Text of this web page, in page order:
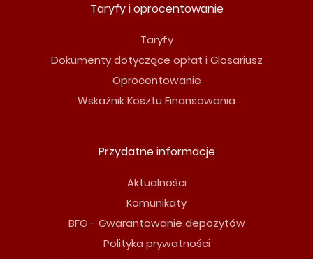
Taryfy i oprocentowanie
Taryfy
Dokumenty dotyczące opłat i Glosariusz
Oprocentowanie
Wskaźnik Kosztu Finansowania
Przydatne informacje
Aktualności
Komunikaty
BFG - Gwarantowanie depozytów
Polityka prywatności